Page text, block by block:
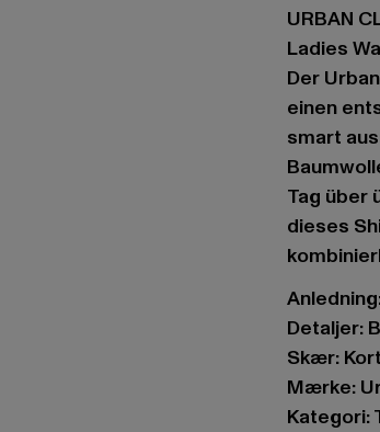
URBAN
Ladies
Der
einen
smart
Tag über
dieses
Detaljer:
Skær: Kort
Mærke:
Kategori: